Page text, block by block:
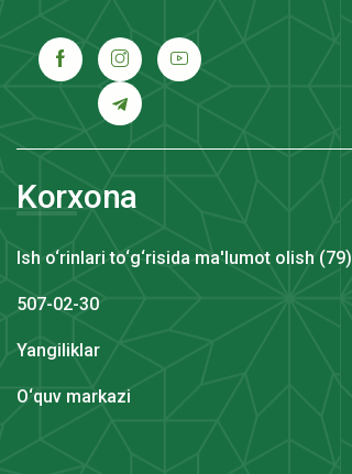
Korxona
Ish o‘rinlari to‘g‘risida ma'lumot olish (79)
507-02-30
Yangiliklar
O‘quv markazi